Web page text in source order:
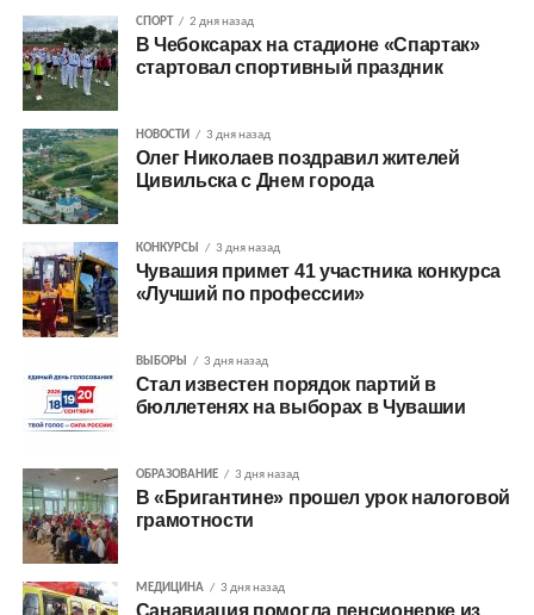
СПОРТ 2 дня назад
В Чебоксарах на стадионе «Спартак»
стартовал спортивный праздник
НОВОСТИ 3 дня назад
Олег Николаев поздравил жителей
Цивильска с Днем города
КОНКУРСЫ 3 дня назад
Чувашия примет 41 участника конкурса
«Лучший по профессии»
ВЫБОРЫ 3 дня назад
Стал известен порядок партий в
бюллетенях на выборах в Чувашии
ОБРАЗОВАНИЕ 3 дня назад
В «Бригантине» прошел урок налоговой
грамотности
МЕДИЦИНА 3 дня назад
Санавиация помогла пенсионерке из